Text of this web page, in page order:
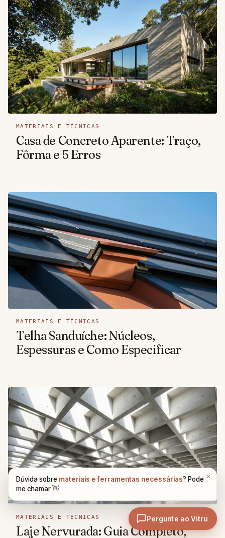
MATERIAIS E TÉCNICAS
Casa de Concreto Aparente: Traço,
Fôrma e 5 Erros
MATERIAIS E TÉCNICAS
Telha Sanduíche: Núcleos,
Espessuras e Como Especificar
MATERIAIS E TÉCNICAS
Laje Nervurada: Guia Completo,